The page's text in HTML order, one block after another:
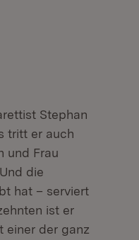
Stephan
tritt er auch
und Frau
die
hat – serviert
ist er
einer der ganz